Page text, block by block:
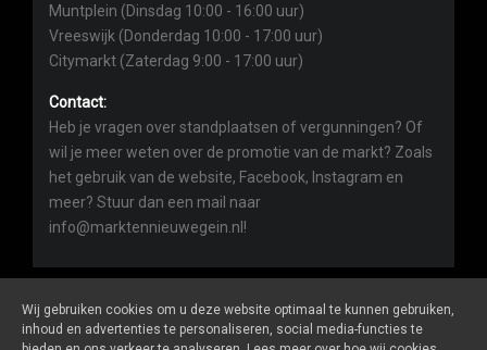
Muntplein (Dinsdag 10:00 - 16:00 uur)
Vreeswijk (Donderdag 10:00 - 17:00 uur)
Citymarkt (Zaterdag 9:00 - 17:00 uur)
Contact:
Heb je vragen over standplaatsen of vergunningen? Of
wil je meer weten over de promotie van de markt? Zoals
het gebruik van de website, Facebook, Instagram en
meer? Stuur dan een mail naar
info@marktennieuwegein.nl!
Wij gebruiken cookies om u deze website optimaal te kunnen gebruiken,
inhoud en advertenties te personaliseren, social media-functies te